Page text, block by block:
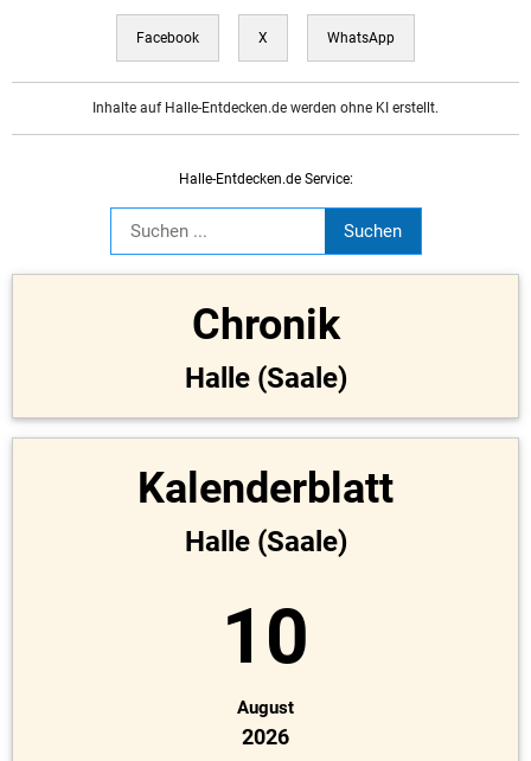
Facebook X WhatsApp
Inhalte auf Halle-Entdecken.de werden ohne KI erstellt.
Halle-Entdecken.de Service:
Chronik
Halle (Saale)
Kalenderblatt
Halle (Saale)
10
August
2026